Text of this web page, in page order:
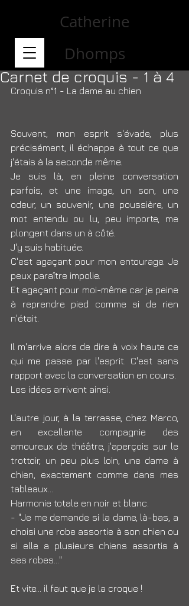
Catherine
Dhomps
Carnet de croquis - 1 à 4
Croquis n°1 - La dame au chien
Souvent, mon esprit s'évade, plus
précisément, il échappe à tout ce que
j'étais à la seconde même.
Je suis là, en pleine conversation
parfois, et une image, un son, une
odeur, un souvenir, une poussière, un
mot entendu ou lu, peu importe, me
plongent dans un à côté.
J'y suis habituée.
C'est agaçant pour mon entourage. Je
peux paraître impolie.
Et agaçant pour moi-même car je peine
à reprendre pied comme si de rien
n'était.
Il m'arrive alors de dire à voix haute ce
qui me passe par l'esprit. C'est sans
rapport avec la conversation en cours.
Les idées arrivent ainsi.
L'autre jour, à la terrasse, chez Marco,
en excellente compagnie des
amoureux de théâtre, j'aperçois sur le
trottoir, un peu plus loin, une dame à
chien, exactement comme dans mes
tableaux...
Harmonie totale en noir et blanc.
- "Je me demande si la dame, là-bas, a
choisi une robe assortie à son chien ou
si elle a plusieurs chiens assortis à
ses robes..."
Et vite... il faut que je la croque !